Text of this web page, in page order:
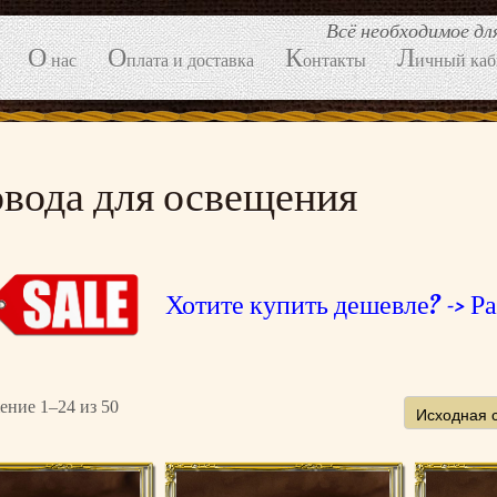
Всё необходимое
Онас Оплата и доставка Контакты Личный
для освещения
Хотите купить дешевле? ->
1–24 из 50